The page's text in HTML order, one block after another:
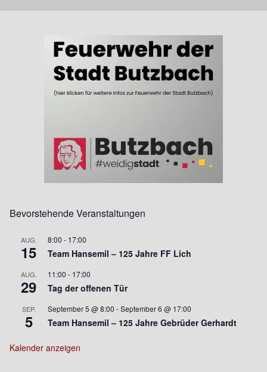
Bevorstehende Veranstaltungen
AUG.
15
8:00 - 17:00
Team Hansemil – 125 Jahre FF Lich
AUG.
29
11:00 - 17:00
Tag der offenen Tür
SEP.
5
September 5 @ 8:00 -September 6 @ 17:00
Team Hansemil – 125 Jahre Gebrüder Gerhardt
Kalender anzeigen